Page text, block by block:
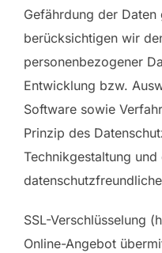
Gefährdung der Daten
berücksichtigen wir
personenbezogener
Entwicklung bzw.
Software sowie
Prinzip des
Technikgestaltung und
SSL-Verschlüsselung
Online-Angebot